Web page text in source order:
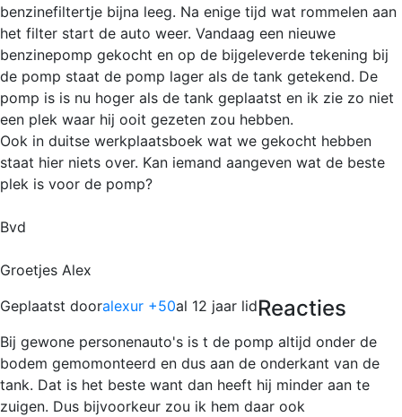
benzinefiltertje bijna leeg. Na enige tijd wat rommelen aan
het filter start de auto weer. Vandaag een nieuwe
benzinepomp gekocht en op de bijgeleverde tekening bij
de pomp staat de pomp lager als de tank getekend. De
pomp is is nu hoger als de tank geplaatst en ik zie zo niet
een plek waar hij ooit gezeten zou hebben.
Ook in duitse werkplaatsboek wat we gekocht hebben
staat hier niets over. Kan iemand aangeven wat de beste
plek is voor de pomp?
Bvd
Groetjes Alex
Geplaatst dooralexur +50al 12 jaar lidReacties
Bij gewone personenauto's is t de pomp altijd onder de
bodem gemomonteerd en dus aan de onderkant van de
tank. Dat is het beste want dan heeft hij minder aan te
zuigen. Dus bijvoorkeur zou ik hem daar ook